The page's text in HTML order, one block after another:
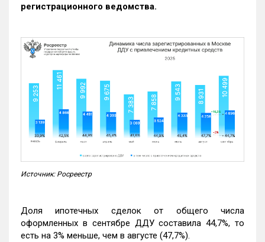
регистрационного ведомства.
Источник: Росреестр
Доля ипотечных сделок от общего числа
оформленных в сентябре ДДУ составила 44,7%, то
есть на 3% меньше, чем в августе (47,7%).